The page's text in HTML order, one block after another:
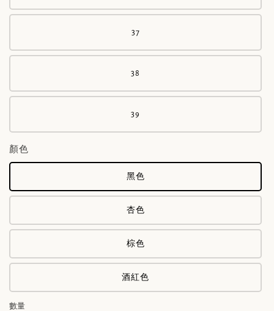
37
38
39
顏色
黑色
杏色
棕色
酒紅色
數量